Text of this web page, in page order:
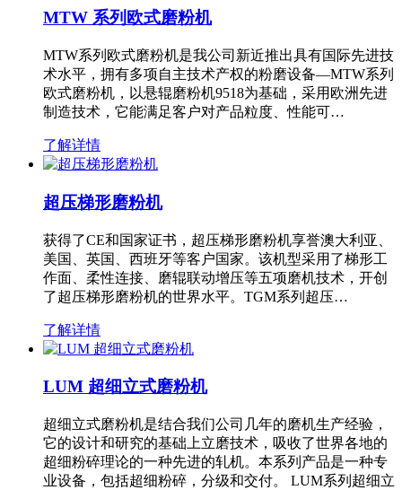
MTW 系列欧式磨粉机
MTW系列欧式磨粉机是我公司新近推出具有国际先进技
术水平，拥有多项自主技术产权的粉磨设备—MTW系列
欧式磨粉机，以悬辊磨粉机9518为基础，采用欧洲先进
制造技术，它能满足客户对产品粒度、性能可…
了解详情
超压梯形磨粉机
获得了CE和国家证书，超压梯形磨粉机享誉澳大利亚、
美国、英国、西班牙等客户国家。该机型采用了梯形工
作面、柔性连接、磨辊联动增压等五项磨机技术，开创
了超压梯形磨粉机的世界水平。TGM系列超压…
了解详情
LUM 超细立式磨粉机
超细立式磨粉机是结合我们公司几年的磨机生产经验，
它的设计和研究的基础上立磨技术，吸收了世界各地的
超细粉碎理论的一种先进的轧机。本系列产品是一种专
业设备，包括超细粉碎，分级和交付。 LUM系列超细立